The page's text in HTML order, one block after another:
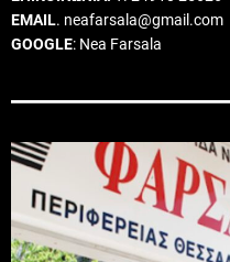
EMAIL. neafarsala@gmail.com
GOOGLE: Nea Farsala